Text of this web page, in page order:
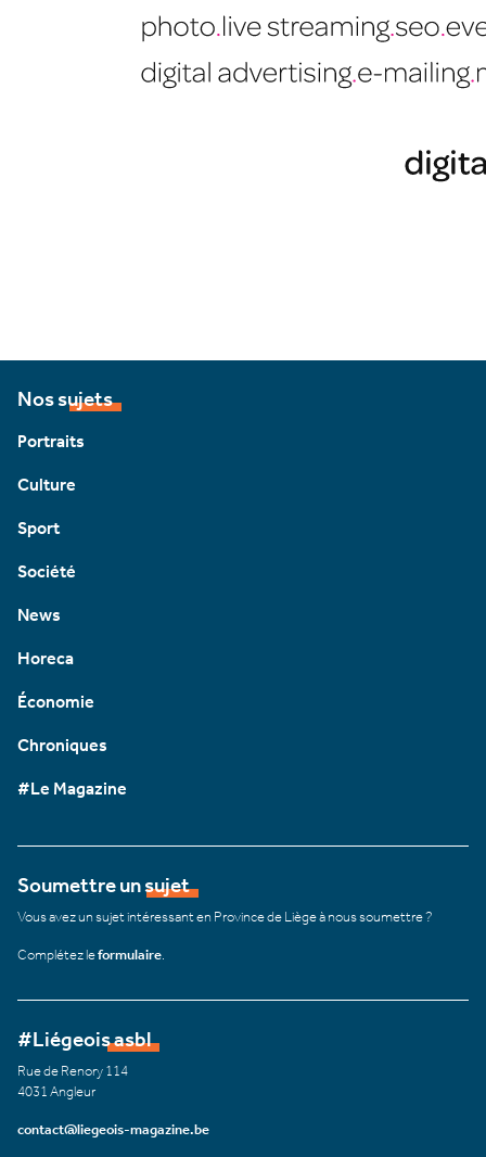
Nos sujets
Portraits
Culture
Sport
Société
News
Horeca
Économie
Chroniques
#Le Magazine
Soumettre un sujet
Vous avez un sujet intéressant en Province de Liège à nous soumettre ?
Complétez leformulaire
#Liégeois asbl
Rue de Renory 114
4031 Angleur
contact@liegeois-magazine.be